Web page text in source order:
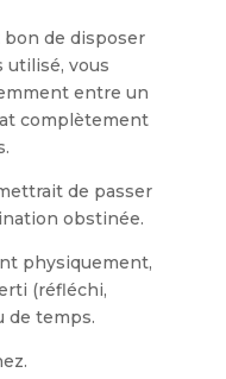
de disposer
utilisé, vous
entre un
complètement
de passer
obstinée.
physiquement,
(réfléchi,
de temps.